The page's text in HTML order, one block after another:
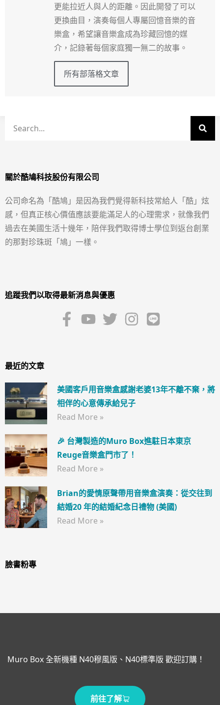
更能拉近人與人的距離。因此開發了可以
更換曲目，演奏每個人專屬回憶音樂的音
樂盒，希望讓音樂盒成為珍藏回憶的媒
介，記錄著每個家庭獨一無二的故事。
所有部落格文章
關於酷鳩科技股份有限公司
公司命名為「酷鳩」是因為我們覺得新科技常給人「酷」炫
感，但真正核心價值應該要能滿足人的心理需求，就像我們
過去在美國生活十幾年，陪伴我們取得博士學位到返台創業
的那對珍珠斑「鳩」一樣。
追蹤我們以取得最新消息與優惠
最近的文章
美國客戶用音樂盒感謝老婆13年不離不棄，將
相伴的心意傳承給兒子
Read More »
🎉 台灣製造的Muro Box進駐日本東京
Reuge音樂盒門市了！
Read More »
Brian的愛情原聲帶用音樂盒演奏：從交往到
結婚20 年的結婚紀念日禮物 (美國)
Read More »
臉書粉專
Muro Box 全新機種 N40穆風版、N40標準版 歡迎訂購！
前往了解